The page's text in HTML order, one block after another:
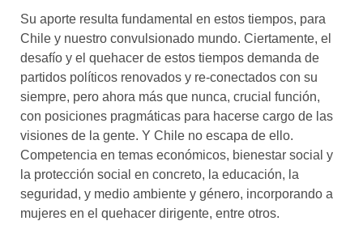
Su aporte resulta fundamental en estos tiempos, para
Chile y nuestro convulsionado mundo. Ciertamente, el
desafío y el quehacer de estos tiempos demanda de
partidos políticos renovados y re-conectados con su
siempre, pero ahora más que nunca, crucial función,
con posiciones pragmáticas para hacerse cargo de las
visiones de la gente. Y Chile no escapa de ello.
Competencia en temas económicos, bienestar social y
la protección social en concreto, la educación, la
seguridad, y medio ambiente y género, incorporando a
mujeres en el quehacer dirigente, entre otros.